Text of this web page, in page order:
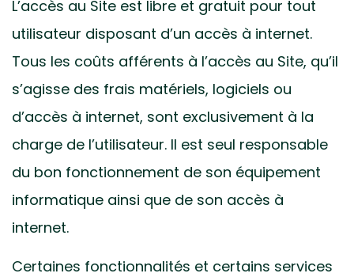
L’accès au Site est libre et gratuit pour tout
utilisateur disposant d’un accès à internet.
Tous les coûts afférents à l’accès au Site, qu’il
s’agisse des frais matériels, logiciels ou
d’accès à internet, sont exclusivement à la
charge de l’utilisateur. Il est seul responsable
du bon fonctionnement de son équipement
informatique ainsi que de son accès à
internet.
Certaines fonctionnalités et certains services